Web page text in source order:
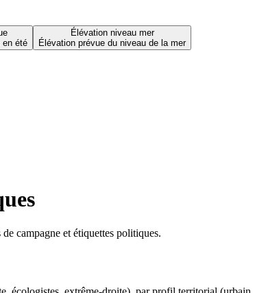
en été
Élévation niveau mer
Élévation prévue du niveau de la mer
campagne et étiquettes politiques.